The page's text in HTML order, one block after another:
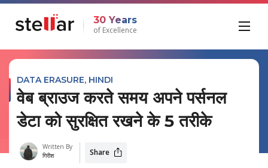
30 Years
of Excellence
DATA ERASURE, HINDI
वेब ब्राउज करते समय अपने पर्सनल
डेटा को सुरक्षित रखने के 5 तरीके
Written By
गिरीश
Share